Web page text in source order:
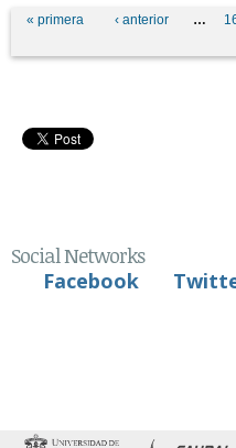
Pages
« primera ‹ anterior …
Social Networks
Facebook